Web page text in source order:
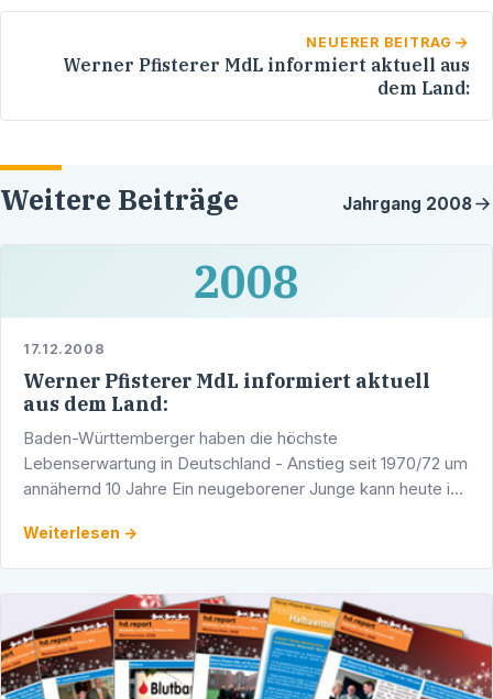
NEUERER BEITRAG
Werner Pfisterer MdL informiert aktuell aus
dem Land:
Weitere Beiträge Jahrgang 2008
2008
17.12.2008
Werner Pfisterer MdL informiert aktuell
aus dem Land:
Baden-Württemberger haben die höchste
Lebenserwartung in Deutschland - Anstieg seit 1970/72 um
annähernd 10 Jahre Ein neugeborener Junge kann heute in
Lebenserwartung von …
Weiterlesen →